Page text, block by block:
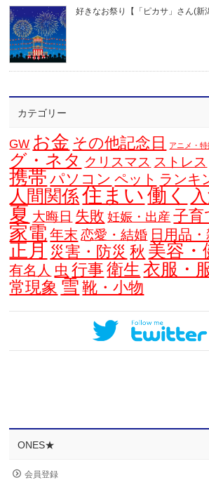
好きなお祭り【「ピカサ」さん(新
カテゴリー
GW お金 その他記念日 アニメ・特
グ・ネタ クリスマス ストレス
携帯 パソコン ペット ランキ
人間関係住まい 働く
夏 大晦日 失敗 妊娠・出産 子育
家電 年末 恋愛・結婚 日用品
正月 災害・防災 秋 美容・
有名人 虫 行事 衛生 衣服・
常現象 雪 靴・小物
ONES★
会員登録